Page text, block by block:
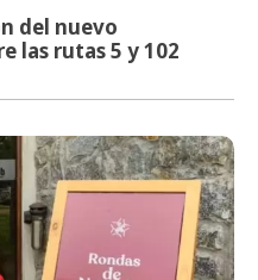
del nuevo
las rutas 5 y 102